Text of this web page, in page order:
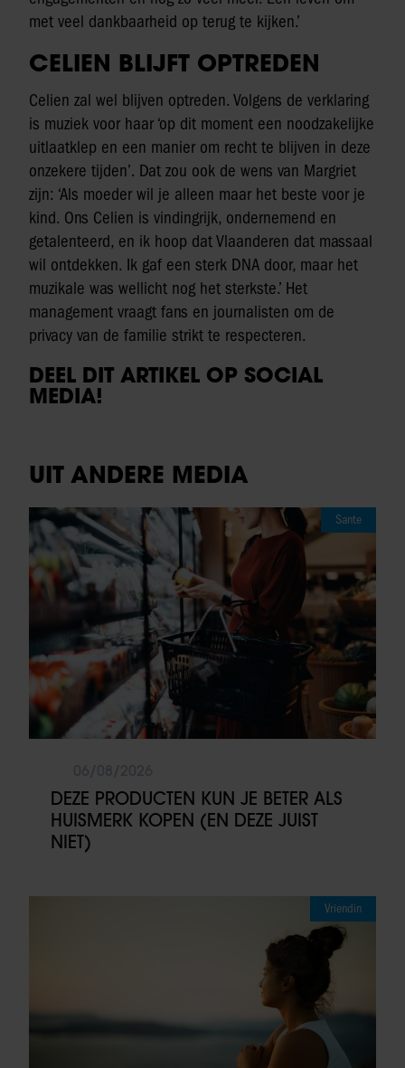
met veel dankbaarheid op terug te kijken.’
CELIEN BLIJFT OPTREDEN
Celien zal wel blijven optreden. Volgens de verklaring
is muziek voor haar ‘op dit moment een noodzakelijke
uitlaatklep en een manier om recht te blijven in deze
onzekere tijden’. Dat zou ook de wens van Margriet
zijn: ‘Als moeder wil je alleen maar het beste voor je
kind. Ons Celien is vindingrijk, ondernemend en
getalenteerd, en ik hoop dat Vlaanderen dat massaal
wil ontdekken. Ik gaf een sterk DNA door, maar het
muzikale was wellicht nog het sterkste.’ Het
management vraagt fans en journalisten om de
privacy van de familie strikt te respecteren.
DEEL DIT ARTIKEL OP SOCIAL
MEDIA!
UIT ANDERE MEDIA
Sante
DEZE PRODUCTEN KUN JE BETER ALS
HUISMERK KOPEN (EN DEZE JUIST
NIET)
Vriendin